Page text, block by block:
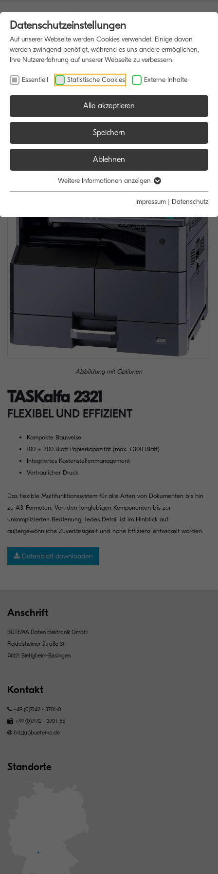
HOME MULTIFUNKTIONSDRUCKER
Abbildung mit Optionen
TASKalfa 2321
FLEXIBEL UND EFFIZIENT
Kompakte Bauweise
100 + 300 Blatt Papierkapazität (max. 1.300 Blatt)
Integriertes Kostenstellenmanagement
Vertraulicher Druck
Das flexible Multifunktionssystem für alle Arten von Dokumenten bis hin
zu A3-Formaten. Von den langlebigen Komponenten bis zur
unkomplizierten Bedienung: Jedes Detail ist im Hinblick auf
außergewöhnliche Zuverlässigkeit und hohe Effizienz entwickelt worden.
Datenblatt downloaden
Anschrift
BÜTEMA Daten Elektronik GmbH
Pleidelsheimer Straße 31
74321 Bietigheim-Bissingen
Kontakt
+49 (0)7142 - 3701-0
+49 (0)7142 - 3701-55
fritz(at)buetema.de
Standorte
Datenschutzeinstellungen
Auf unserer Webseite werden Cookies verwendet. Einige davon
werden zwingend benötigt, während es uns andere ermöglichen,
Ihre Nutzererfahrung auf unserer Webseite zu verbessern.
Essentiell Statistische Cookies Externe Inhalte
Alle akzeptieren
Speichern
Ablehnen
Weitere Informationen anzeigen
Impressum | Datenschutz